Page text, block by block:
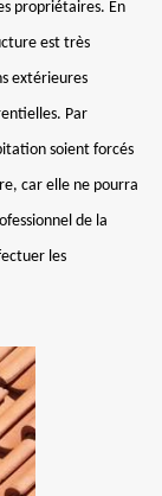
propriétaires. En
est très
extérieures
Par
soient forcés
car elle ne pourra
de la
les